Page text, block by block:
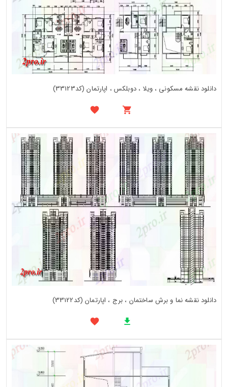
دانلود نقشه مسکونی ، ویلا ، دوبلکس ، اپارتمان (کد33123)
دانلود نقشه نما و برش ساختمان ، برج ، اپارتمان (کد33122)